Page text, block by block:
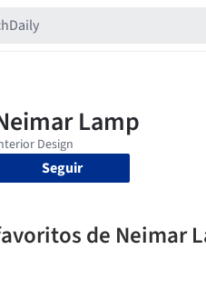
Seguir
de Neimar